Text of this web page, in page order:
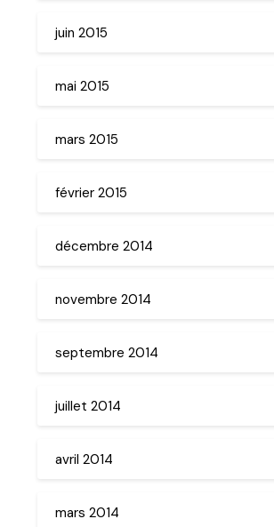
juin 2015
mai 2015
mars 2015
février 2015
décembre 2014
novembre 2014
septembre 2014
juillet 2014
avril 2014
mars 2014